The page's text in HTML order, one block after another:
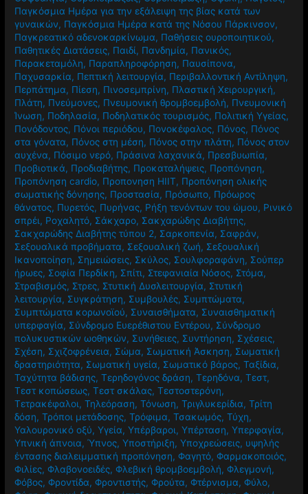
Οστεοαρθρίτιδα γόνατος,Οστεοπενία,Οστεοπόρωση,
Οσφυαλγία , Ουρολοιμώξεις,Ουρολοίμωξη,Οφέλη ,Παγετός
Παγκόσμια Ημέρα για την εξάλειψη της βίας κατά των
γυναικών,Παγκόσμια Ημέρα κατά της Νόσου Πάρκινσον
Παγκρεατικό αδενοκαρκίνωμα,Παθήσεις ουροποιητικού
Παθητικές Διατάσεις,Παιδί,Πανδημία ,Πανικός,
Παρακεταμόλη,Παραπληροφόρηση,Παυσίπονα,
Παχυσαρκία ,Πεπτική λειτουργία, Περιβαλλοντική Αντίληψη
Περπάτημα,Πίεση, Πινοσεμπρίνη,Πλαστική Χειρουργική,
Πλάτη,Πνεύμονες,Πνευμονική θρομβοεμβολή,Πνευμονική
Ίνωση,Ποδηλασία, Ποδηλατικός τουρισμός, Πολιτική Υγείας
Πονόδοντος , Πόνοι περιόδου, Πονοκέφαλος,Πόνος,Πόνος
στα γόνατα,Πόνος στη μέση,Πόνος στην πλάτη,Πόνος στον
αυχένα,Πόσιμο νερό,Πράσινα λαχανικά, Πρεσβυωπία
Προβιοτικά,Προδιαβήτης,Προκαταλήψεις,Προπόνηση,
Προπόνηση cardio,Προπονηση HIIT,Προπόνηση ολικής
σωματικής δόνησης,Προστασία,Πρόσωπο, Πρόωρος
θάνατος ,Πυρετός ,Πυρήνας ,Ρήξη τενόντων του ώμου
σπρέι,Ροχαλητό,Σάκχαρο,Σακχαρώδης Διαβήτης,
Σακχαρώδης Διαβήτης τύπου 2,Σαρκοπενία,Σαφράν,
Σεξουαλικά προβήματα,Σεξουαλική ζωή,Σεξουαλική
Ικανοποίηση, Σημειώσεις,Σκύλος,Σουλφοραφάνη,Σούπερ
ήρωες,Σοφία Περδίκη,Σπίτι,Στεφανιαία Νόσος,Στόμα
Στραβισμός ,Στρες,Στυτική Δυσλειτουργία,Στυτική
λειτουργία,Συγκράτηση, Συμβουλές,Συμπτώματα,
Συμπτώματα κορωνοϊού,Συναισθήματα,Συναισθηματική
υπερφαγία,Σύνδρομο Ευερέθιστου Εντέρου,Σύνδρομο
πολυκυστικών ωοθηκών,Συνήθειες,Συντήρηση ,Σχέσεις,
Σχέση,Σχιζοφρένεια,Σώμα,Σωματική Άσκηση,Σωματική
δραστηριότητα,Σωματική υγεία,Σωματικό βάρος, Ταξίδια
Ταχύτητα βάδισης,Τερηδογόνος δράση ,Τερηδόνα
Τεστ κοπώσεως,Τεστ σκάλας,Τεστοστερόνη,
Τετρακέφαλοι,Τηλεόραση ,Τόνωση,Τριγλυκερίδια,Τρίτη
δόση,Τρόποι μετάδοσης, Τρόφιμα,Τσακωμός,Τύχη,
Υαλουρονικό οξύ,Υγεία , Υπέρβαροι, Υπέρταση,Υπερφαγία
Υπνική άπνοια,Ύπνος,Υποστήριξη ,Υποχρεώσεις,υψηλής
έντασης διαλειμματική προπόνηση,Φαγητό,Φαρμακοποιός
Φιλίες, Φλαβονοειδές,Φλεβική θρομβοεμβολή,Φλεγμονή